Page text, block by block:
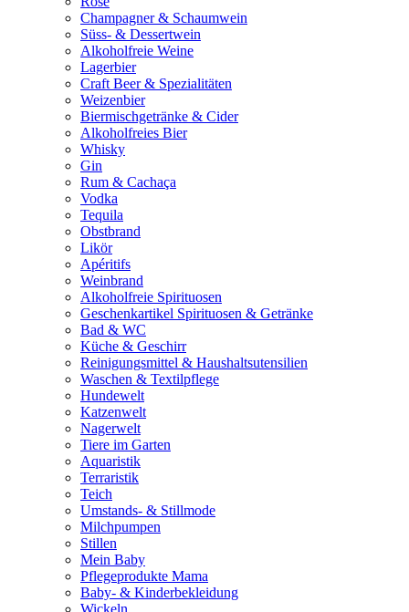
Champagner & Schaumwein
Süss- & Dessertwein
Alkoholfreie Weine
Lagerbier
Craft Beer & Spezialitäten
Weizenbier
Biermischgetränke & Cider
Alkoholfreies Bier
Whisky
Gin
Rum & Cachaça
Vodka
Tequila
Obstbrand
Likör
Apéritifs
Weinbrand
Alkoholfreie Spirituosen
Geschenkartikel Spirituosen & Getränke
Bad & WC
Küche & Geschirr
Reinigungsmittel & Haushaltsutensilien
Waschen & Textilpflege
Hundewelt
Katzenwelt
Nagerwelt
Tiere im Garten
Aquaristik
Terraristik
Teich
Umstands- & Stillmode
Milchpumpen
Stillen
Mein Baby
Pflegeprodukte Mama
Baby- & Kinderbekleidung
Wickeln